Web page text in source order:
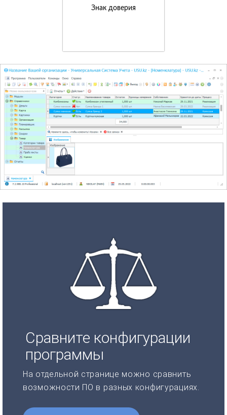
Знак доверия
Сравните конфигурации
программы
На отдельной странице можно сравнить
возможности ПО в разных конфигурациях.